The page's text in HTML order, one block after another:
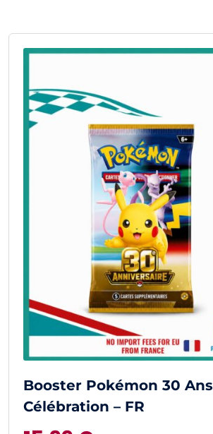
Booster Pokémon 30 Ans
Célébration – FR